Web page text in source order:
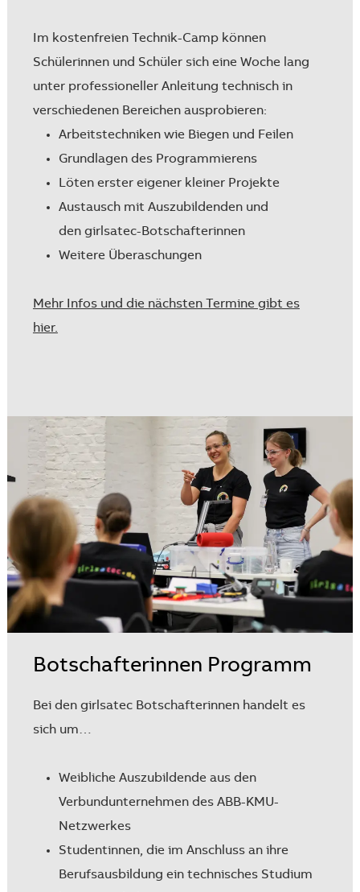
Im kostenfreien Technik-Camp können
Schülerinnen und Schüler sich eine Woche lang
unter professioneller Anleitung technisch in
verschiedenen Bereichen ausprobieren:
Arbeitstechniken wie Biegen und Feilen
Grundlagen des Programmierens
Löten erster eigener kleiner Projekte
Austausch mit Auszubildenden und
den girlsatec-Botschafterinnen
Weitere Überaschungen
Mehr Infos und die nächsten Termine gibt es
hier.
Botschafterinnen Programm
Bei den girlsatec Botschafterinnen handelt es
sich um…
Weibliche Auszubildende aus den
Verbundunternehmen des ABB-KMU-
Netzwerkes
Studentinnen, die im Anschluss an ihre
Berufsausbildung ein technisches Studium